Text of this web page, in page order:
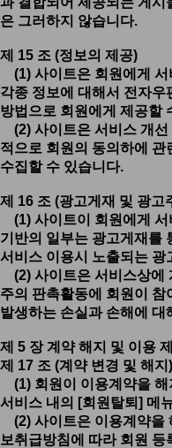
은 그러하지 않습니다.
제 15 조 (정보의 제공)
(1) 사이트은 회원에게 서
각종 정보에 대해서 전자우
방법으로 회원에게 제공할
(2) 사이트은 서비스 개선
적으로 회원의 동의하에
수집할 수 있습니다.
제 16 조 (광고게재 및 광고
(1) 사이트이 회원에게 서
기반의 일부는 광고게재를
서비스 이용시 노출되는
(2) 사이트은 서비스상에
주의 판촉활동에 회원이 참
발생하는 손실과 손해에
제 5 장 계약 해지 및 이용
제 17 조 (계약 변경 및 해지)
(1) 회원이 이용계약을 해
서비스 내의 [회원탈퇴] 메
(2) 사이트은 이용계약을
보취급방침에 따라 회원 등